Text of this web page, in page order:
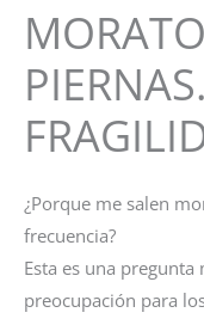
¿Porque me salen
frecuencia?
Esta es una
preocupación para